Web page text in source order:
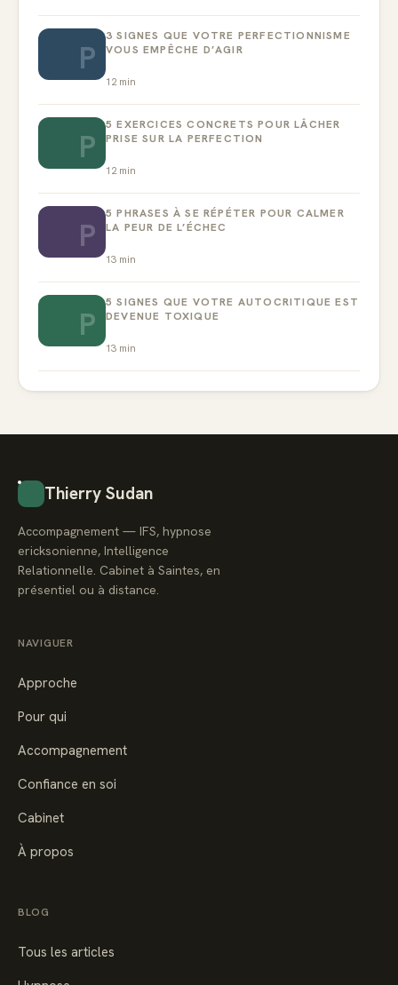
P
3 SIGNES QUE VOTRE PERFECTIONNISME
VOUS EMPÊCHE D’AGIR
12 min
P
5 EXERCICES CONCRETS POUR LÂCHER
PRISE SUR LA PERFECTION
12 min
P
5 PHRASES À SE RÉPÉTER POUR CALMER
LA PEUR DE L’ÉCHEC
13 min
P
5 SIGNES QUE VOTRE AUTOCRITIQUE EST
DEVENUE TOXIQUE
13 min
Thierry Sudan
Accompagnement — IFS, hypnose
ericksonienne, Intelligence
Relationnelle. Cabinet à Saintes, en
présentiel ou à distance.
NAVIGUER
Approche
Pour qui
Accompagnement
Confiance en soi
Cabinet
À propos
BLOG
Tous les articles